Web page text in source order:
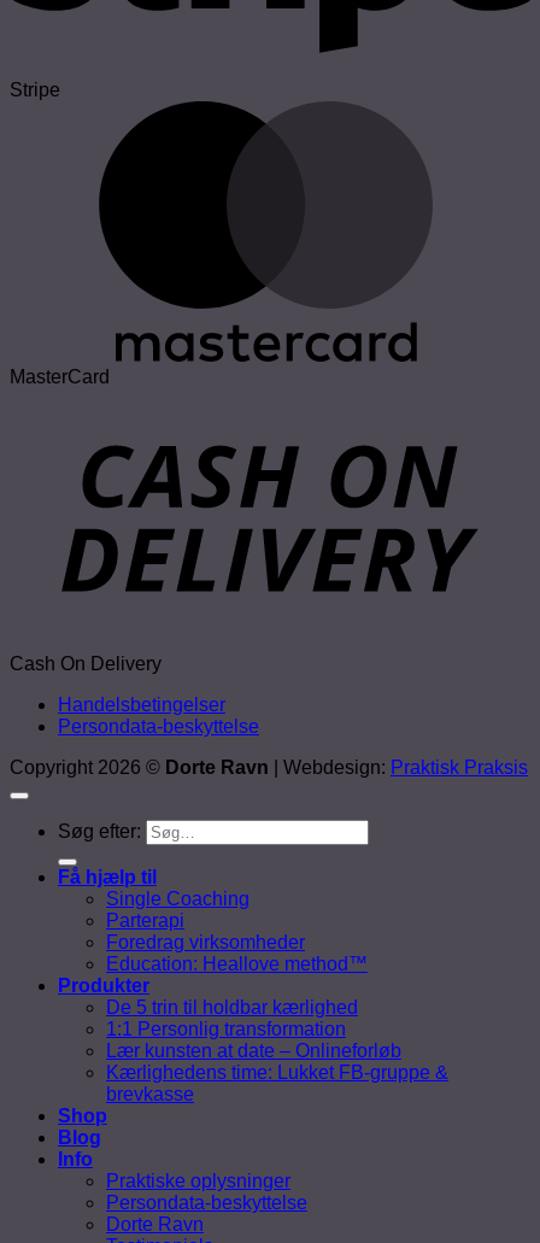
Stripe
MasterCard
Cash On Delivery
Handelsbetingelser
Persondata-beskyttelse
Copyright 2026 © Dorte Ravn | Webdesign: Praktisk Praksis
Søg efter:
Få hjælp til
Single Coaching
Parterapi
Foredrag virksomheder
Education: Heallove method™
Produkter
De 5 trin til holdbar kærlighed
1:1 Personlig transformation
Lær kunsten at date – Onlineforløb
Kærlighedens time: Lukket FB-gruppe &
brevkasse
Shop
Blog
Info
Praktiske oplysninger
Persondata-beskyttelse
Dorte Ravn